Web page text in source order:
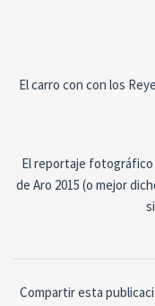
El carro con con los
El reportaje fotográfico
de Aro 2015 (o mejor
Compartir esta